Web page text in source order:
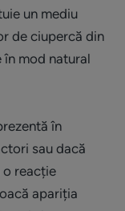
un mediu
de ciupercă din
în mod natural
în
sau dacă
o reacție
apariția